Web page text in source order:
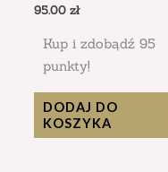
95.00 zł
Kup i zdobądź 95
punkty!
DODAJ DO
KOSZYKA